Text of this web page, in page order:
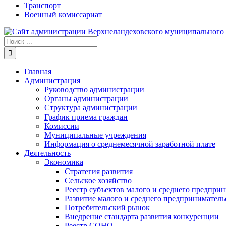
Транспорт
Военный комиссариат
Результат
поиска:
Главная
Администрация
Руководство администрации
Органы администрации
Структура администрации
График приема граждан
Комиссии
Муниципальные учреждения
Информация о среднемесячной заработной плате
Деятельность
Экономика
Стратегия развития
Сельское хозяйство
Реестр субъектов малого и среднего
Развитие малого и среднего
Потребительский рынок
Внедрение стандарта развития конкуренции